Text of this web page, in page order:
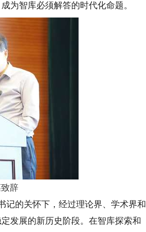
为智库必须解答的时代化命题。
辞
的关怀下，经过理论界、学术界和
发展的新历史阶段。在智库探索和